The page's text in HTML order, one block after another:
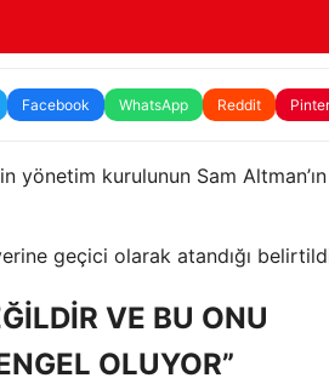
Facebook WhatsApp Reddit
yönetim kurulunun Sam
geçici olarak atandığı
VE BU ONU
OLUYOR”